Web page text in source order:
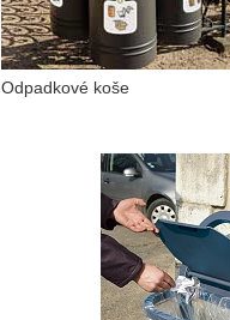
Odpadkové koše